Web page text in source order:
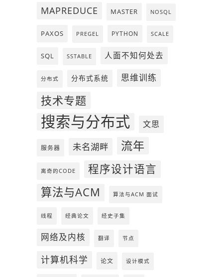
MAPREDUCE MASTER NOSQL
PAXOS PREGEL PYTHON SCALE
SQL SSTABLE 人面不知何处去
分布式 分布式系统 思维训练
技术专题
搜索与分布式 文思
服务器 未名湖畔 流年
离奇的CODE 程序设计语言
算法与ACM 算法与ACM 面试
线程 经典论文 经史子集
网络及内核 翻译 节点
计算机科学 论文 设计模式